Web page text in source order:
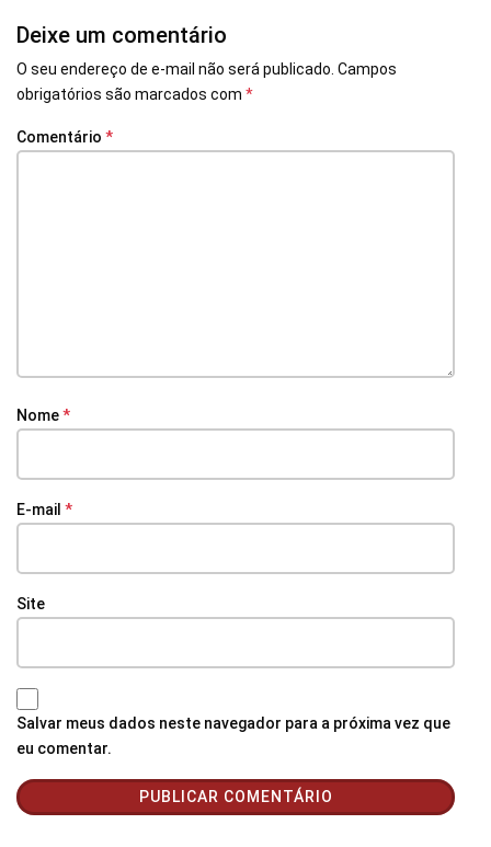
Deixe um comentário
O seu endereço de e-mail não será publicado. Campos
obrigatórios são marcados com *
Comentário *
Nome*
E-mail *
Site
Salvar meus dados neste navegador para a próxima vez que
eu comentar.